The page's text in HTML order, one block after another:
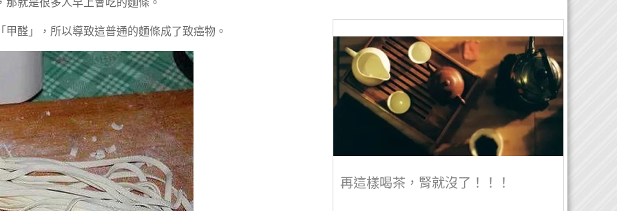
就是很多人早上會吃的麵條。
醛」，所以導致這普通的麵條成了致癌物。
再這樣喝茶，腎就沒了！！！